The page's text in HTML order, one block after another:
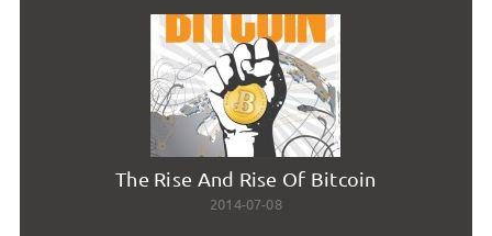
The Rise And Rise Of Bitcoin
2014-07-08